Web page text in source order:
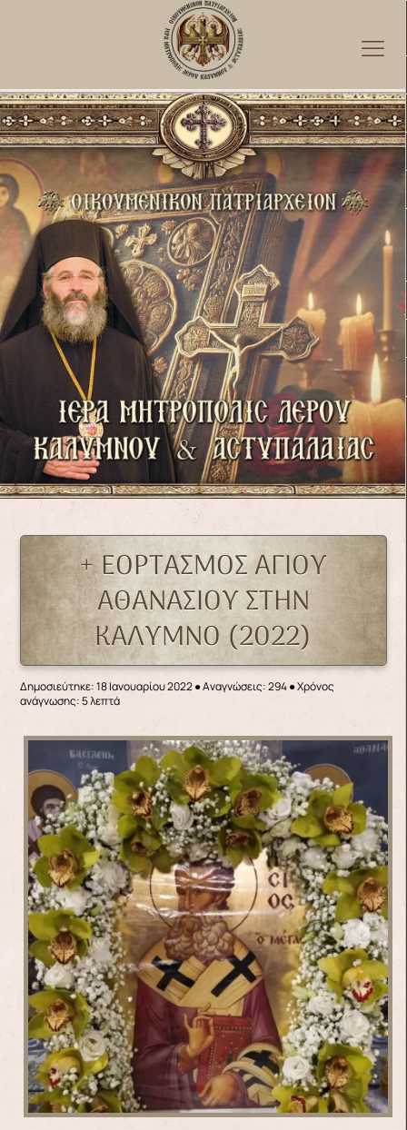
+ ΕΟΡΤΑΣΜΟΣ ΑΓΙΟΥ
ΑΘΑΝΑΣΙΟΥ ΣΤΗΝ
ΚΑΛΥΜΝΟ (2022)
Δημοσιεύτηκε: 18 Ιανουαρίου 2022●Αναγνώσεις: 294● Χρόνος
ανάγνωσης: 5 λεπτά